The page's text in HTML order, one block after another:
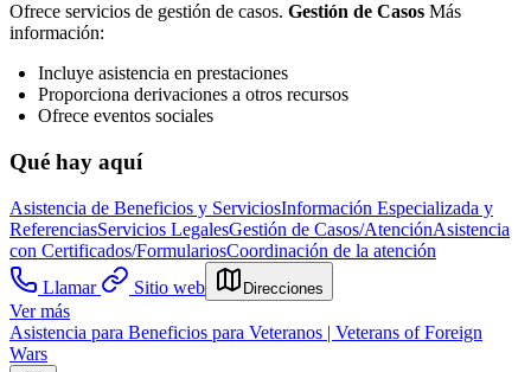
Ofrece servicios de gestión de casos. Gestión de Casos Más
información:
Incluye asistencia en prestaciones
Proporciona derivaciones a otros recursos
Ofrece eventos sociales
Qué hay aquí
Asistencia de Beneficios y ServiciosInformación Especializada y
ReferenciasServicios LegalesGestión de Casos/AtenciónAsistencia
con Certificados/FormulariosCoordinación de la atención
Llamar
Sitio web Direcciones
Ver más
Asistencia para Beneficios para Veteranos | Veterans of Foreign
Wars